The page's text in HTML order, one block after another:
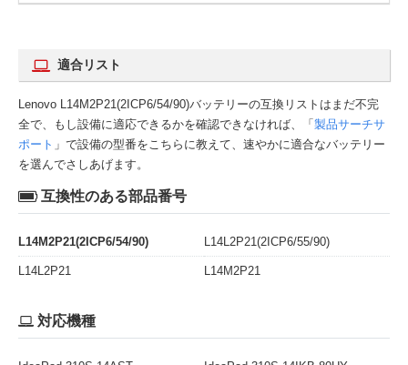
適合リスト
Lenovo L14M2P21(2ICP6/54/90)バッテリーの互換リストはまだ不完
全で、もし設備に適応できるかを確認できなければ、「 製品サーチサ
ポート 」で設備の型番をこちらに教えて、速やかに適合なバッテリー
を選んでさしあげます。
互換性のある部品番号
L14M2P21(2ICP6/54/90) L14L2P21(2ICP6/55/90)
L14L2P21 L14M2P21
対応機種